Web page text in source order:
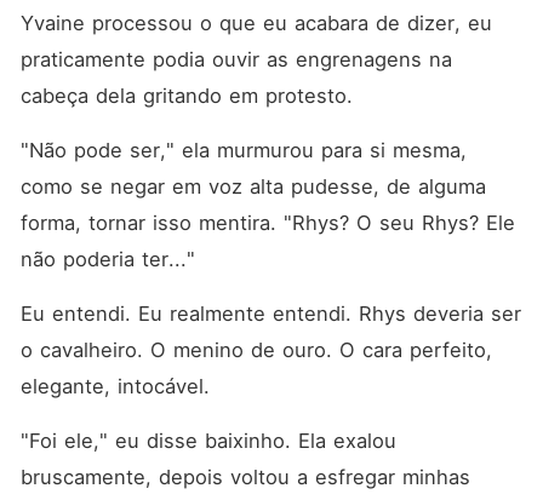
Yvaine processou o que eu acabara de dizer, eu
praticamente podia ouvir as engrenagens na
cabeça dela gritando em protesto.
"Não pode ser," ela murmurou para si mesma,
como se negar em voz alta pudesse, de alguma
forma, tornar isso mentira. "Rhys? O seu Rhys? Ele
não poderia ter..."
Eu entendi. Eu realmente entendi. Rhys deveria ser
o cavalheiro. O menino de ouro. O cara perfeito,
elegante, intocável.
"Foi ele," eu disse baixinho. Ela exalou
bruscamente, depois voltou a esfregar minhas